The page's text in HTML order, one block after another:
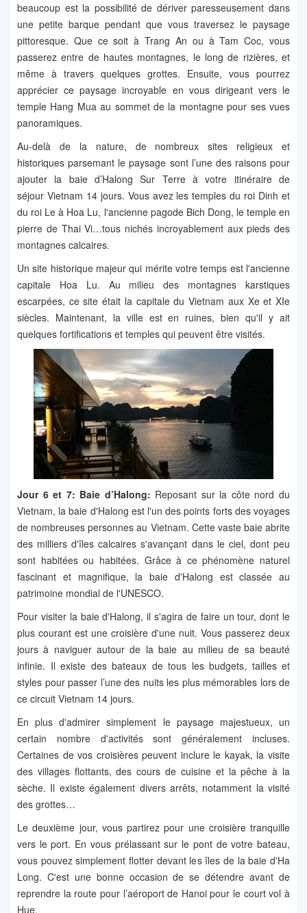
beaucoup est la possibilité de dériver paresseusement dans
une petite barque pendant que vous traversez le paysage
pittoresque. Que ce soit à Trang An ou à Tam Coc, vous
passerez entre de hautes montagnes, le long de rizières, et
même à travers quelques grottes. Ensuite, vous pourrez
apprécier ce paysage incroyable en vous dirigeant vers le
temple Hang Mua au sommet de la montagne pour ses vues
panoramiques.
Au-delà de la nature, de nombreux sites religieux et
historiques parsemant le paysage sont l’une des raisons pour
ajouter la baie d’Halong Sur Terre à votre itinéraire de
séjour Vietnam 14 jours. Vous avez les temples du roi Dinh et
du roi Le à Hoa Lu, l'ancienne pagode Bich Dong, le temple en
pierre de Thai Vi…tous nichés incroyablement aux pieds des
montagnes calcaires.
Un site historique majeur qui mérite votre temps est l'ancienne
capitale Hoa Lu. Au milieu des montagnes karstiques
escarpées, ce site était la capitale du Vietnam aux Xe et XIe
siècles. Maintenant, la ville est en ruines, bien qu'il y ait
quelques fortifications et temples qui peuvent être visités.
Jour 6 et 7: Baie d’Halong: Reposant sur la côte nord du
Vietnam, la baie d'Halong est l'un des points forts des voyages
de nombreuses personnes au Vietnam. Cette vaste baie abrite
des milliers d'îles calcaires s'avançant dans le ciel, dont peu
sont habitées ou habitées. Grâce à ce phénomène naturel
fascinant et magnifique, la baie d'Halong est classée au
patrimoine mondial de l'UNESCO.
Pour visiter la baie d'Halong, il s'agira de faire un tour, dont le
plus courant est une croisière d'une nuit. Vous passerez deux
jours à naviguer autour de la baie au milieu de sa beauté
infinie. Il existe des bateaux de tous les budgets, tailles et
styles pour passer l’une des nuits les plus mémorables lors de
ce circuit Vietnam 14 jours.
En plus d'admirer simplement le paysage majestueux, un
certain nombre d'activités sont généralement incluses.
Certaines de vos croisières peuvent inclure le kayak, la visite
des villages flottants, des cours de cuisine et la pêche à la
sèche. Il existe également divers arrêts, notamment la visité
des grottes…
Le deuxième jour, vous partirez pour une croisière tranquille
vers le port. En vous prélassant sur le pont de votre bateau,
vous pouvez simplement flotter devant les îles de la baie d'Ha
Long. C'est une bonne occasion de se détendre avant de
reprendre la route pour l’aéroport de Hanoi pour le court vol à
Hue.